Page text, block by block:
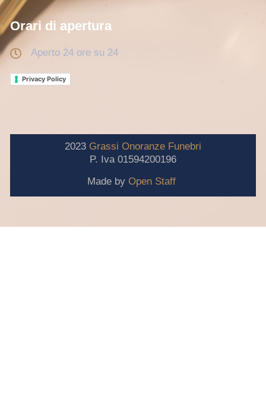
Orari di apertura
Aperto 24 ore su 24
Privacy Policy
2023 Grassi Onoranze Funebri
P. Iva 01594200196
Made by Open Staff